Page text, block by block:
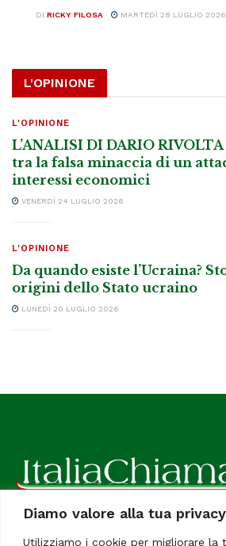
Diamo valore alla tua privacy
Utilizziamo i cookie per migliorare la
DI RICKY FILOSA MARTEDÌ 28 LUGLIO 2026
L'OPINIONE
L'OPINIONE
L’ANALISI DI DARIO
tra la falsa minaccia di un
interessi economici
VENERDÌ 24 LUGLIO 2026
L'OPINIONE
Da quando esiste l’Ucraina?
origini dello Stato ucraino
LUNEDÌ 20 LUGLIO 2026
ItaliaChiamaItalia, il TUO quotidiano